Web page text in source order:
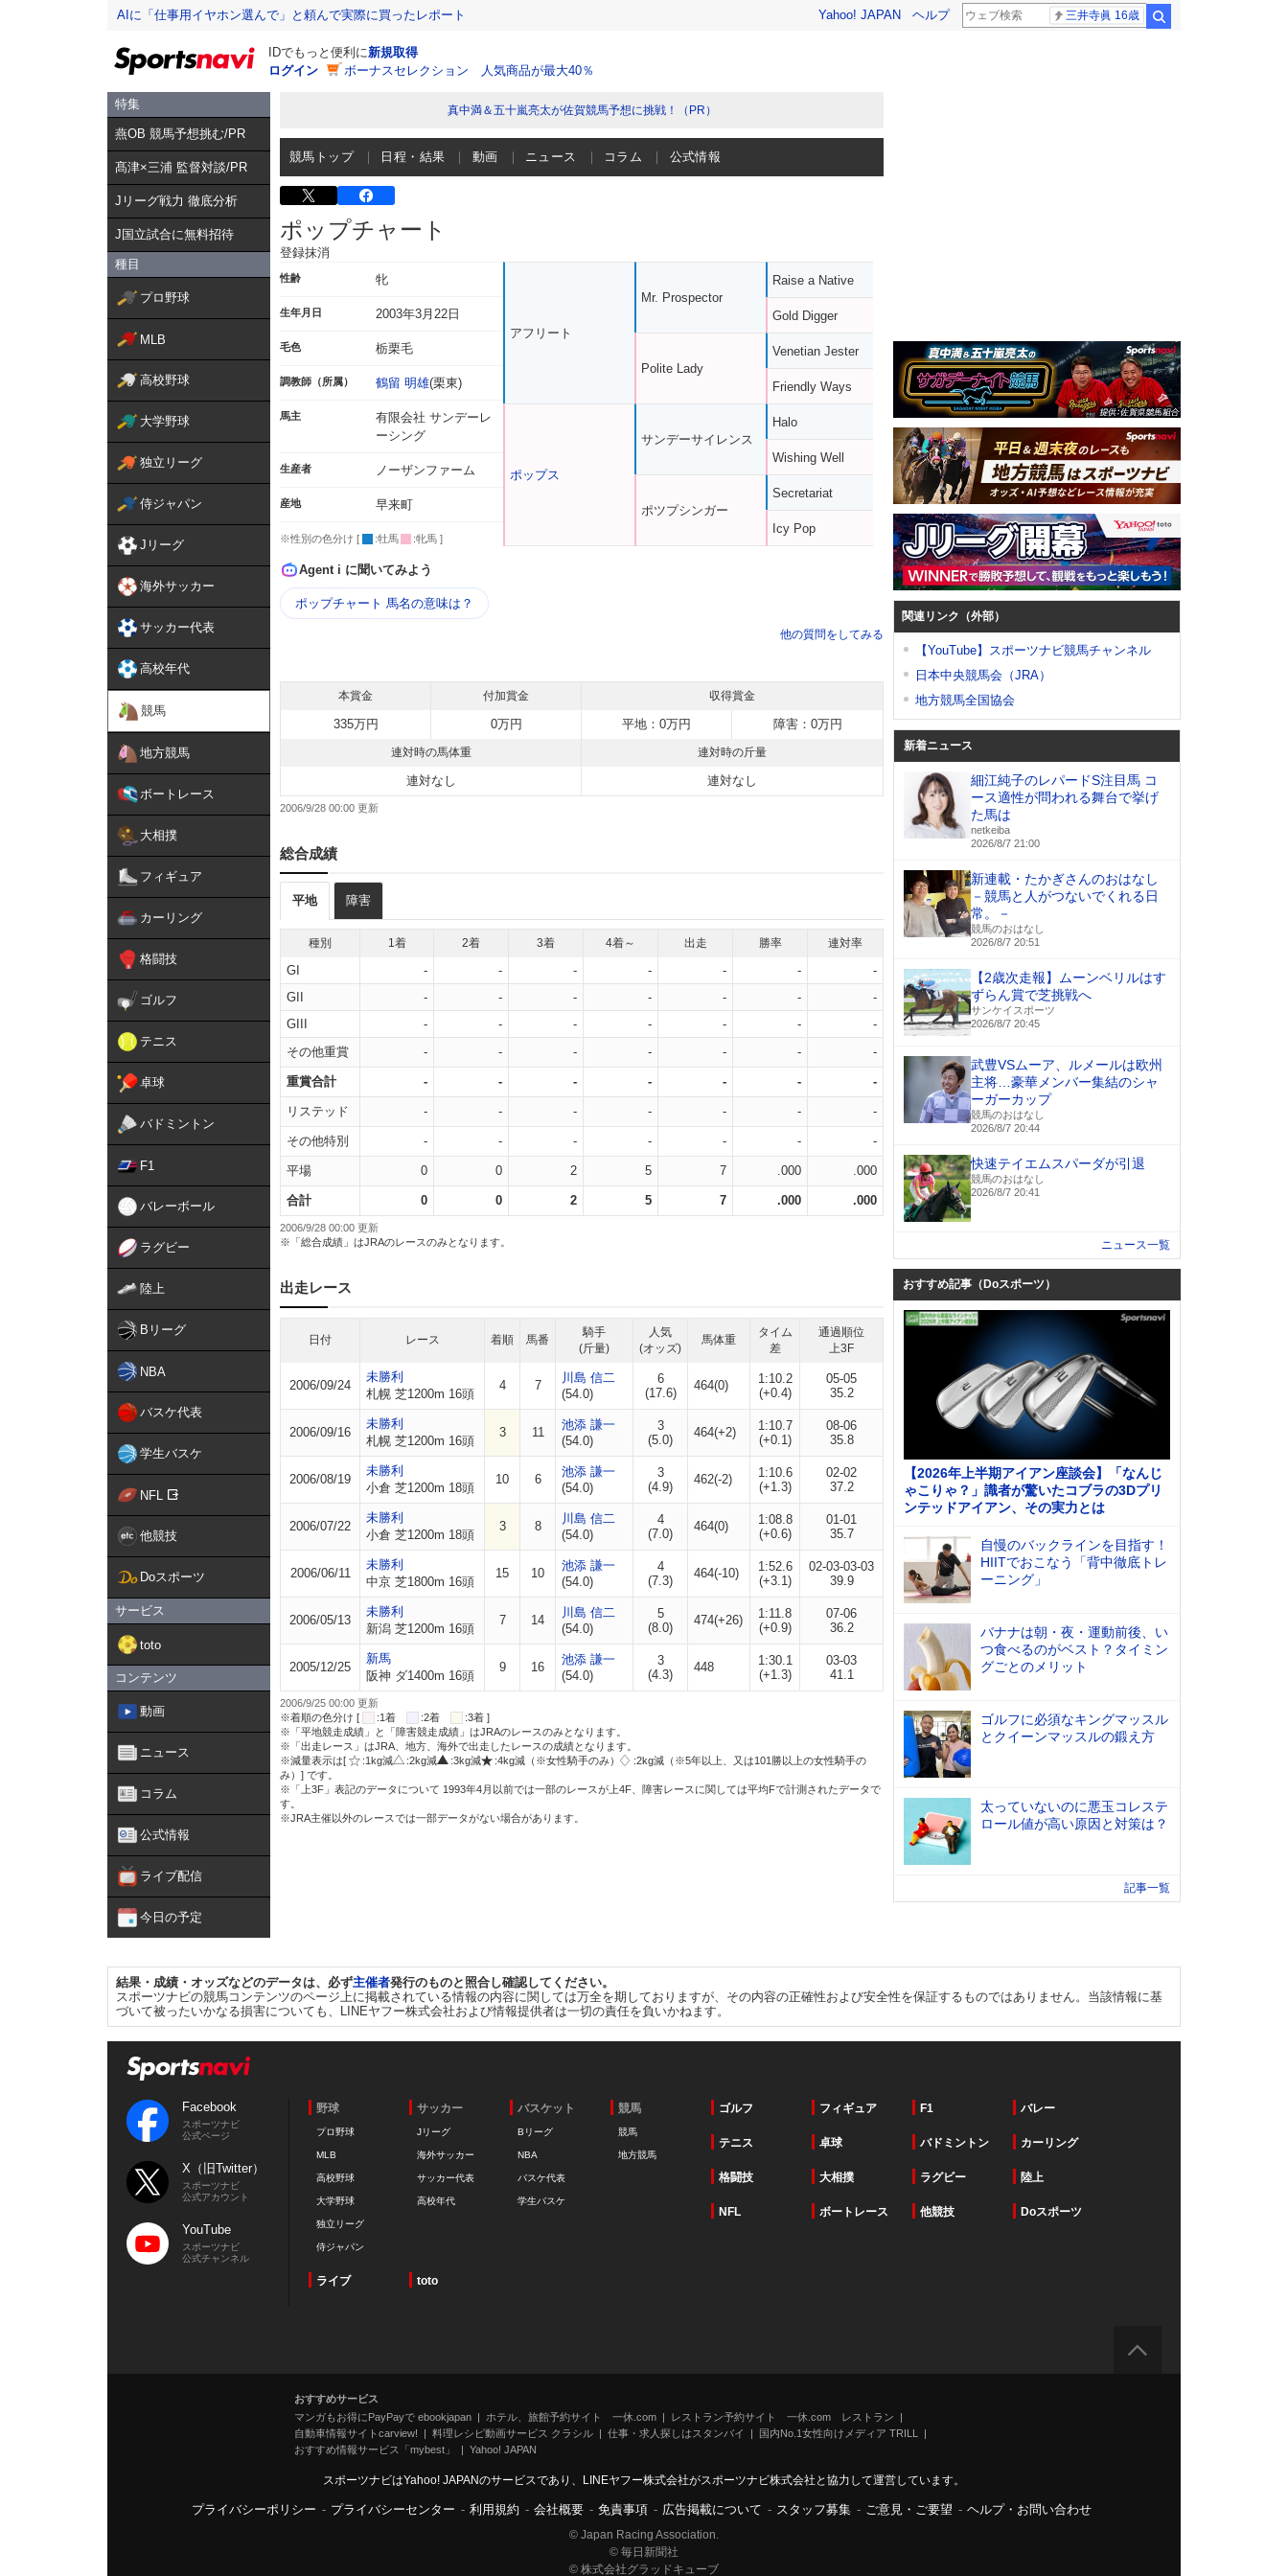
AIに「仕事用イヤホン選んで」と頼んで実際に買ったレポート Yahoo! JAPAN ヘルプ 三井寺眞 16歳
IDでもっと便利に新規取得
ログイン
ボーナスセレクション 人気商品が最大40％
特集
燕OB 競馬予想挑む/PR
髙津×三浦 監督対談/PR
Jリーグ戦力 徹底分析
J国立試合に無料招待
種目
プロ野球
MLB
高校野球
大学野球
独立リーグ
侍ジャパン
Jリーグ
海外サッカー
サッカー代表
高校年代
競馬
地方競馬
ボートレース
大相撲
フィギュア
カーリング
格闘技
ゴルフ
テニス
卓球
バドミントン
F1
バレーボール
ラグビー
陸上
Bリーグ
NBA
バスケ代表
学生バスケ
NFL
他競技
Doスポーツ
サービス
toto
コンテンツ
動画
ニュース
コラム
公式情報
ライブ配信
今日の予定
真中満＆五十嵐亮太が佐賀競馬予想に挑戦！（PR）
競馬トップ 日程・結果 動画 ニュース コラム 公式情報
ポップチャート
登録抹消
性齢 牝
生年月日 2003年3月22日
毛色 栃栗毛
調教師（所属） 鶴留 明雄(栗東)
馬主
有限会社 サンデーレ
ーシング
生産者 ノーザンファーム
産地 早来町
※性別の色分け [ :牡馬 :牝馬 ]
アフリート
ポップス
Mr. Prospector
Polite Lady
サンデーサイレンス
ポツプシンガー
Raise a Native
Gold Digger
Venetian Jester
Friendly Ways
Halo
Wishing Well
Secretariat
Icy Pop
Agent i に聞いてみよう
ポップチャート 馬名の意味は？
他の質問をしてみる
本賞金 付加賞金 収得賞金
335万円 0万円 平地：0万円 障害：0万円
連対時の馬体重 連対時の斤量
連対なし 連対なし
2006/9/28 00:00
総合成績
平地 障害
種別 1着 2着 3着 4着～ 出走 勝率 連対率
GI - - - - - -
-
GII
- - - - - -
-
GIII
- - - - - -
-
その他重賞
- - - - - - -
重賞合計 - - - - - - -
リステッド - - - - - - -
その他特別 - - - - - - -
平場 0 0 2 5 7 .000 .000
合計 0 0 2 5 7 .000 .000
2006/9/28 00:00 更新
※「総合成績」はJRAのレースのみとなります。
出走レース
日付 レース 着順 馬番
騎手
(斤量)
人気
(オッズ)
馬体重
タイム
差
通過順位
上3F
2006/09/24
未勝利
札幌 芝1200m 16頭
4 7
川島 信二
(54.0)
6
(17.6)
464(0)
1:10.2
(+0.4)
05-05
35.2
2006/09/16
未勝利
札幌 芝1200m 16頭
3 11
池添 謙一
(54.0)
3
(5.0)
464(+2)
1:10.7
(+0.1)
08-06
35.8
2006/08/19
未勝利
小倉 芝1200m 18頭
10 6
池添 謙一
(54.0)
3
(4.9)
462(-2)
1:10.6
(+1.3)
02-02
37.2
2006/07/22
未勝利
小倉 芝1200m 18頭
3 8
川島 信二
(54.0)
4
(7.0)
464(0)
1:08.8
(+0.6)
01-01
35.7
2006/06/11
未勝利
中京 芝1800m 16頭
15 10
池添 謙一
(54.0)
4
(7.3)
464(-10)
1:52.6
(+3.1)
02-03-03-03
39.9
2006/05/13
未勝利
新潟 芝1200m 16頭
7 14
川島 信二
(54.0)
5
(8.0)
474(+26)
1:11.8
(+0.9)
07-06
36.2
2005/12/25
新馬
阪神 ダ1400m 16頭
9 16
池添 謙一
(54.0)
3
(4.3)
448
1:30.1
(+1.3)
03-03
41.1
2006/9/25 00:00 更新
※着順の色分け [
:1着 :2着
:3着 ]
※「平地競走成績」と「障害競走成績」はJRAのレースのみとなります。
※「出走レース」はJRA、地方、海外で出走したレースの成績となります。
※減量表示は[
:1kg減 :2kg減 :3kg減 :4kg減（※女性騎手のみ）
:2kg減（※5年以上、又は101勝以上の女性騎手の
み）] です。
※「上3F」表記のデータについて 1993年4月以前では一部のレースが上4F、障害レースに関しては平均Fで計測されたデータで
す。
※JRA主催以外のレースでは一部データがない場合があります。
関連リンク（外部）
【YouTube】スポーツナビ競馬チャンネル
日本中央競馬会（JRA）
地方競馬全国協会
新着ニュース
細江純子のレパードS注目馬 コ
ース適性が問われる舞台で挙げ
た馬は
netkeiba
2026/8/7 21:00
新連載・たかぎさんのおはなし
－競馬と人がつないでくれる日
常。－
競馬のおはなし
2026/8/7 20:51
【2歳次走報】ムーンベリルはす
ずらん賞で芝挑戦へ
サンケイスポーツ
2026/8/7 20:45
武豊VSムーア、ルメールは欧州
主将…豪華メンバー集結のシャ
ーガーカップ
競馬のおはなし
2026/8/7 20:44
快速テイエムスパーダが引退
競馬のおはなし
2026/8/7 20:41
ニュース一覧
おすすめ記事（Doスポーツ）
【2026年上半期アイアン座談会】「なんじ
ゃこりゃ？」識者が驚いたコブラの3Dプリ
ンテッドアイアン、その実力とは
自慢のバックラインを目指す！
HIITでおこなう「背中徹底トレ
ーニング」
バナナは朝・夜・運動前後、い
つ食べるのがベスト？タイミン
グごとのメリット
ゴルフに必須なキングマッスル
とクイーンマッスルの鍛え方
太っていないのに悪玉コレステ
ロール値が高い原因と対策は？
記事一覧
結果・成績・オッズなどのデータは、必ず主催者発行のものと照合し確認してください。
スポーツナビの競馬コンテンツのページ上に掲載されている情報の内容に関しては万全を期しておりますが、その内容の正確性および安全性を保証するものではありません。当該情報に基
づいて被ったいかなる損害についても、LINEヤフー株式会社および情報提供者は一切の責任を負いかねます。
Facebook
スポーツナビ
公式ページ
X（旧Twitter）
スポーツナビ
公式アカウント
YouTube
スポーツナビ
公式チャンネル
野球
プロ野球
MLB
高校野球
大学野球
独立リーグ
侍ジャパン
サッカー
Jリーグ
海外サッカー
サッカー代表
高校年代
バスケット
Bリーグ
NBA
バスケ代表
学生バスケ
競馬
競馬
地方競馬
ゴルフ フィギュア F1 バレー
テニス 卓球 バドミントン カーリング
格闘技 大相撲 ラグビー 陸上
NFL ボートレース 他競技 Doスポーツ
ライブ toto
おすすめサービス
マンガもお得にPayPayで ebookjapan
ホテル、旅館予約サイト 一休.com
レストラン予約サイト 一休.com レストラン
自動車情報サイトcarview!
料理レシピ動画サービス クラシル 仕事・求人探しはスタンバイ
国内No.1女性向けメディア TRILL
おすすめ情報サービス「mybest」
Yahoo! JAPAN
スポーツナビはYahoo! JAPANのサービスであり、LINEヤフー株式会社がスポーツナビ株式会社と協力して運営しています。
プライバシーポリシー - プライバシーセンター - 利用規約 - 会社概要 - 免責事項 - 広告掲載について - スタッフ募集 - ご意見・ご要望 - ヘルプ・お問い合わせ
© Japan Racing Association.
© 毎日新聞社
© 株式会社グラッドキューブ